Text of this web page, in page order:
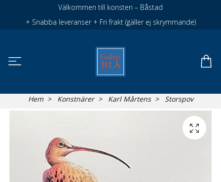
Välkommen till konsten – Båstad
+ Snabba leveranser + Fri frakt (gäller ej skrymmande)
Hem Konstnärer Karl Mårtens Storspov